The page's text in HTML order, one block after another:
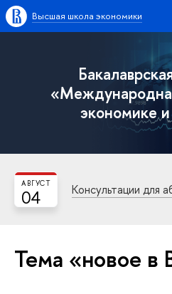
Высшая школа экономики
экономике
04
АВГУСТ Консультации
Тема «новое